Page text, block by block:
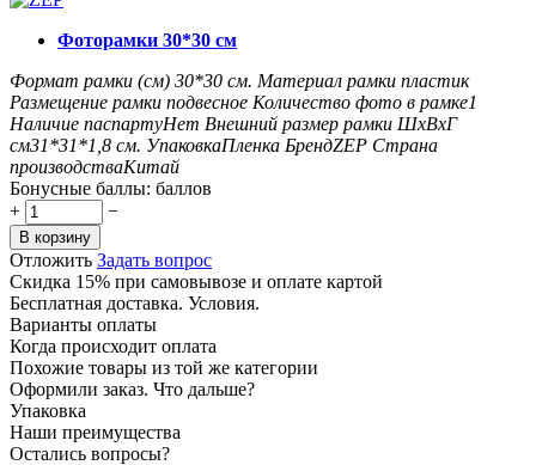
Фоторамки 30*30 см
Формат рамки (см) 30*30 см. Материал рамки пластик
Размещение рамки подвесное Количество фото в рамке1
Наличие паспартуНет Внешний размер рамки ШxВxГ
см31*31*1,8 см. УпаковкаПленка БрендZEP Страна
производстваКитай
Бонусные баллы: баллов
+
−
В корзину
Отложить Задать вопрос
Скидка 15% при самовывозе и оплате картой
Бесплатная доставка. Условия.
Варианты оплаты
Когда происходит оплата
Похожие товары из той же категории
Оформили заказ. Что дальше?
Упаковка
Наши преимущества
Остались вопросы?